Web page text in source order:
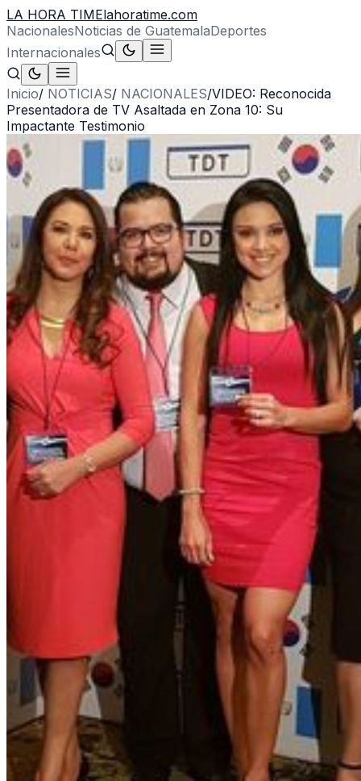
LA HORA TIMElahoratime.com
NacionalesNoticias de GuatemalaDeportes
Internacionales
Inicio/ NOTICIAS/ NACIONALES/VIDEO: Reconocida
Presentadora de TV Asaltada en Zona 10: Su
Impactante Testimonio